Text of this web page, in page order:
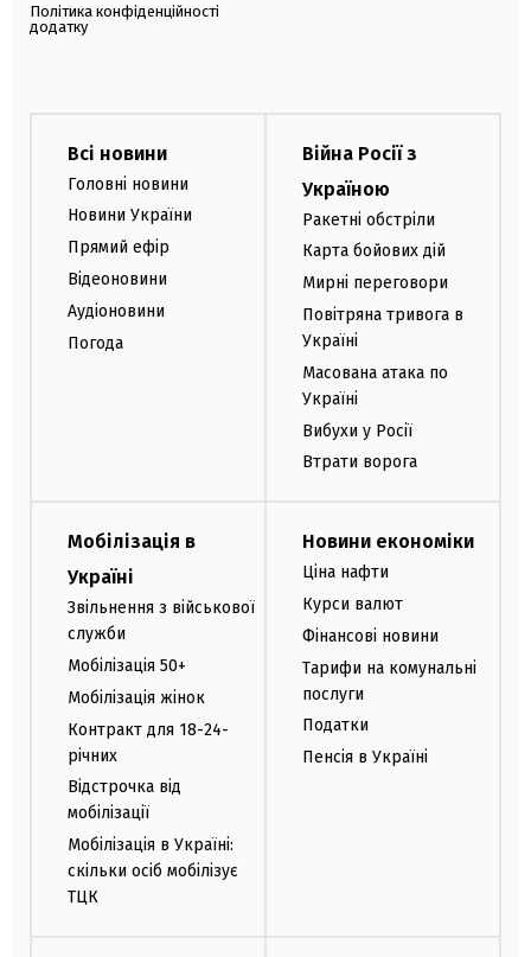
Політика конфіденційності
додатку
Всі новини
Головні новини
Новини України
Прямий ефір
Відеоновини
Аудіоновини
Погода
Війна Росії з
Україною
Ракетні обстріли
Карта бойових дій
Мирні переговори
Повітряна тривога в
Україні
Масована атака по
Україні
Вибухи у Росії
Втрати ворога
Мобілізація в
Україні
Звільнення з військової
служби
Мобілізація 50+
Мобілізація жінок
Контракт для 18-24-
річних
Відстрочка від
мобілізації
Мобілізація в Україні:
скільки осіб мобілізує
ТЦК
Новини економіки
Ціна нафти
Курси валют
Фінансові новини
Тарифи на комунальні
послуги
Податки
Пенсія в Україні